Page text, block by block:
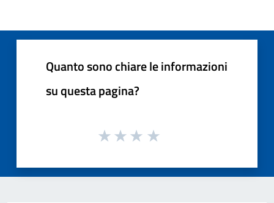
Quanto sono chiare le informazioni
su questa pagina?